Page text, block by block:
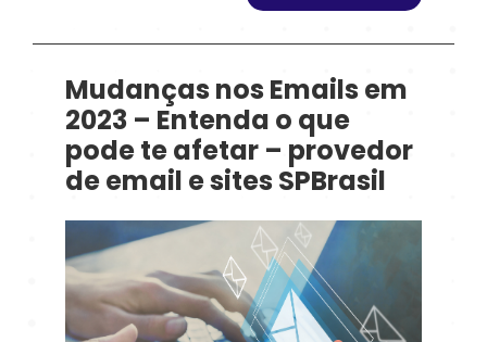
Mudanças nos Emails em
2023 – Entenda o que
pode te afetar – provedor
de email e sites SPBrasil